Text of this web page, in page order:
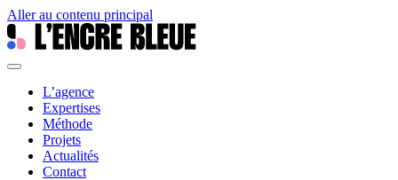
Aller au contenu principal
L’agence
Expertises
Méthode
Projets
Actualités
Contact